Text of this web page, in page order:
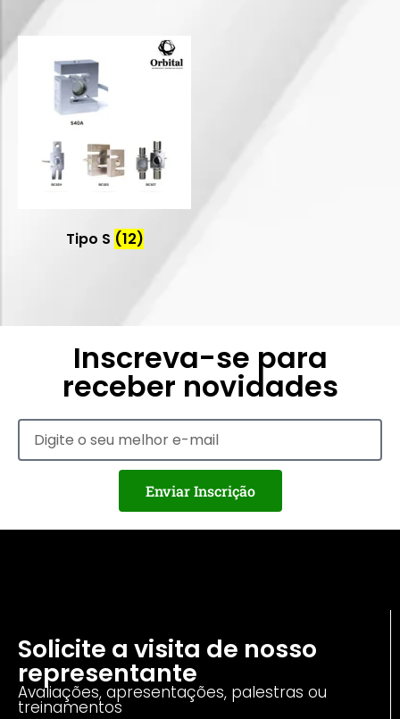
Tipo S (12)
Inscreva-se para
receber novidades
Enviar Inscrição
Solicite a visita de nosso
representante
Avaliações, apresentações, palestras ou
treinamentos